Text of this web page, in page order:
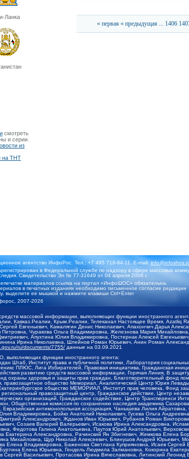
Ланка
смотреть
и серии.
из
на ТНТ
« первая « предыдущая ... 1406
агентство ИнфоРос. Тел.: +7 495 718-84-11, E-mail:
в Федеральной службе по надзору в сфере массовых
Свидетельство Эл № 77-31649 от 04 апреля 2008 г.
материалов ссылка на портал «ИнфоШОС» обязательна.
в печатных изданиях необходимо письменное согласие редакции
выделите ее мышкой и нажмите клавиши Ctrl+Enter
2007-2026
массовой информации, выполняющих функции иностранного
Кавказ.Реалии, Крым.Реалии, Телеканал Настоящее Время, Azatliq
Евгеньевич, Камалягин Денис Николаевич, Апахончич Дарья
Чуракова Ольга Владимировна, Железнова Мария
Апухтина Юлия Владимировна, Постернак Алексей
Ирина Николаевна, Шлейнов Роман Юрьевич, Анин Роман
ru/documents/7755/ данные на 03.09.2021
выполняющих функции иностранного агента:
Штаб, Институт права и публичной политики, Лаборатория
ПЛЮС, Лига Избирателей, Правовая инициатива, Гражданская
развитию средств массовой информации, Горячая Линия, В
охраны здоровья и защиты прав граждан, Благотворительный фонд
правозащитное общество Мемориал, Аналитический Центр Юрия
общество МЕМОРИАЛ, Институт прав человека, Фонд
региональный правозащитный центр, Гражданское действие, Центр
организаций, Гражданское содействие, Центр Трансперенси
Общественная комиссия по сохранению наследия академика
Евразийская антимонопольная ассоциация, Чанышева Лилия
Владимировна, Бойко Анатолий Николаевич, Гусева Ольга
Александрович, Жданов Иван Юрьевич, Рубанов Роман
Созаев Валерий Валерьевич, Исакова Ирина Александровна,
Федотова Галина Анатольевна, Паутов Юрий Анатольевич,
Екатерина Александровна, Рачинский Ян Збигневич, Жемкова Елена
Михайловна, Щур Николай Алексеевич, Блинушов Андрей Юрьевич,
Елена Владимировна, Баженова Светлана Куприяновна, Исаев
Елена Юрьевна, Гендель Людмила Залмановна, Кокорина
Сергей Васильевич, Протасова Ирина Вячеславовна, Литинский